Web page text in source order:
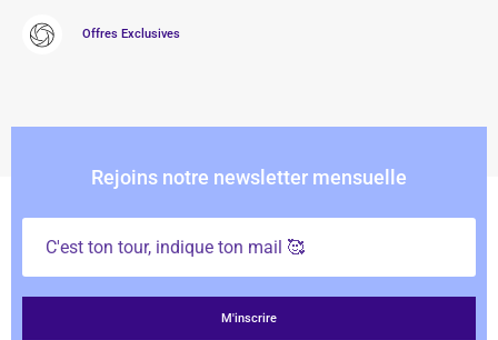
Offres Exclusives
Rejoins notre newsletter mensuelle